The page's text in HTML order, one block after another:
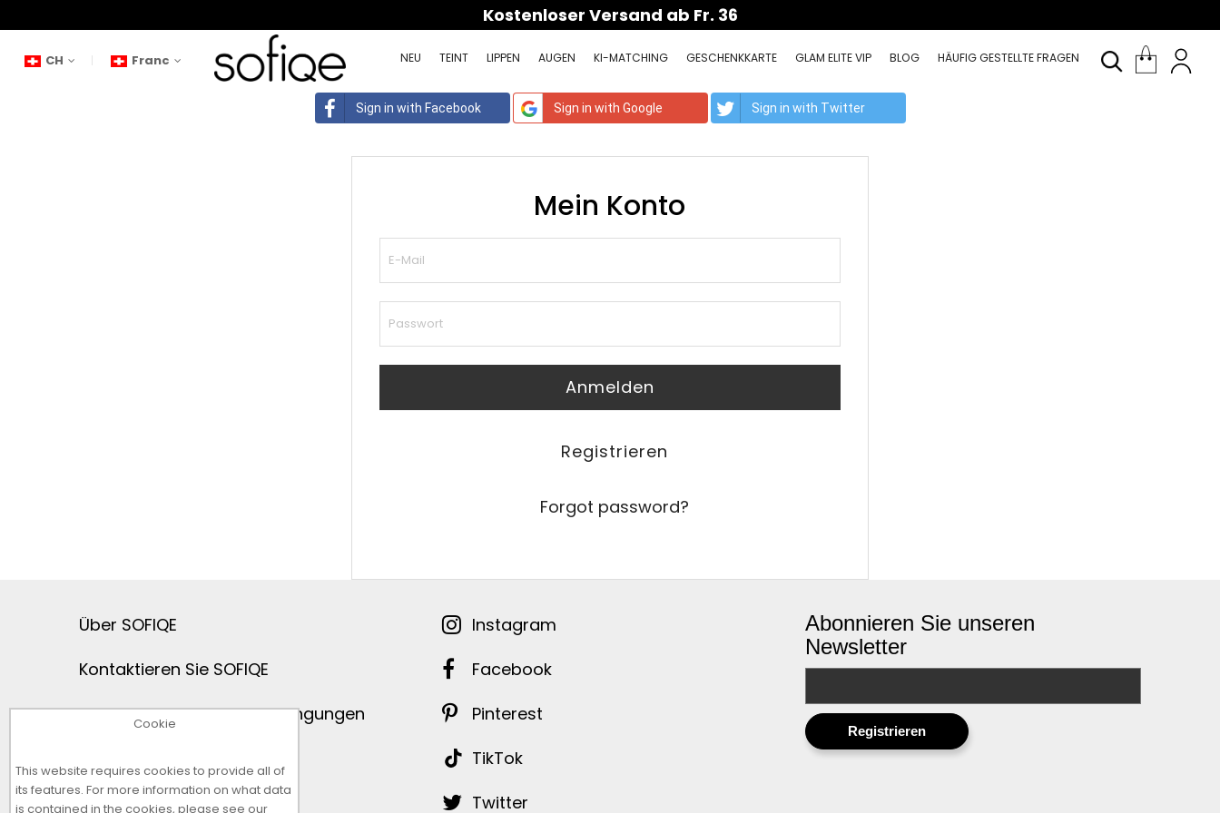
Cookie
This website requires cookies to provide all of
its features. For more information on what data
is contained in the cookies, please see our
Kostenloser Versand ab Fr. 36
CH Franc NEU TEINT LIPPEN AUGEN KI-MATCHING GESCHENKKARTE GLAM ELITE VIP BLOG HÄUFIG GESTELLTE FRAGEN
Sign in with Facebook Sign in with Google Sign in with Twitter
Mein Konto
Anmelden
Registrieren
Forgot password?
Über SOFIQE
Kontaktieren Sie SOFIQE
Allgemeine Geschäftsbedingungen
Datenschutzerklärung
Instagram
Facebook
Pinterest
TikTok
Twitter
Abonnieren Sie unseren
Newsletter
Registrieren